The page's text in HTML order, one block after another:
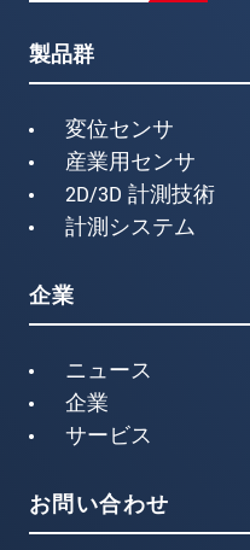
製品群
変位センサ
産業用センサ
2D/3D 計測技術
計測システム
企業
ニュース
企業
サービス
お問い合わせ